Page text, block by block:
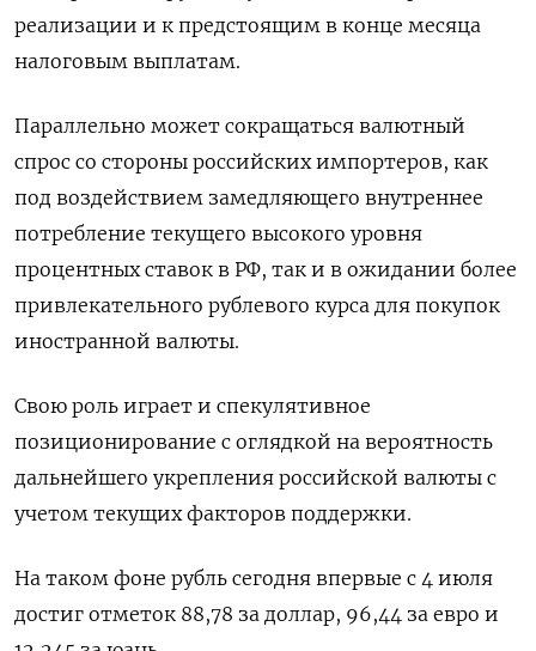
реализации и к предстоящим в конце месяца
налоговым выплатам.
Параллельно может сокращаться валютный
спрос со стороны российских импортеров, как
под воздействием замедляющего внутреннее
потребление текущего высокого уровня
процентных ставок в РФ, так и в ожидании более
привлекательного рублевого курса для покупок
иностранной валюты.
Свою роль играет и спекулятивное
позиционирование с оглядкой на вероятность
дальнейшего укрепления российской валюты с
учетом текущих факторов поддержки.
На таком фоне рубль сегодня впервые с 4 июля
достиг отметок 88,78 за доллар, 96,44 за евро и